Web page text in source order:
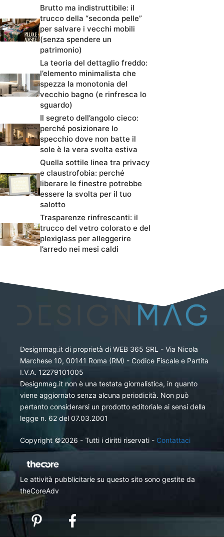
Brutto ma indistruttibile: il
trucco della “seconda pelle”
per salvare i vecchi mobili
(senza spendere un
patrimonio)
La teoria del dettaglio freddo:
l’elemento minimalista che
spezza la monotonia del
vecchio bagno (e rinfresca lo
sguardo)
Il segreto dell’angolo cieco:
perché posizionare lo
specchio dove non batte il
sole è la vera svolta estiva
Quella sottile linea tra privacy
e claustrofobia: perché
liberare le finestre potrebbe
essere la svolta per il tuo
salotto
Trasparenze rinfrescanti: il
trucco del vetro colorato e del
plexiglass per alleggerire
l’arredo nei mesi caldi
Designmag.it di proprietà di WEB 365 SRL - Via Nicola
Marchese 10, 00141 Roma (RM) - Codice Fiscale e Partita
I.V.A. 12279101005
Designmag.it non è una testata giornalistica, in quanto
viene aggiornato senza alcuna periodicità. Non può
pertanto considerarsi un prodotto editoriale ai sensi della
legge n. 62 del 07.03.2001
Copyright ©2026 - Tutti i diritti riservati - Contattaci
Le attività pubblicitarie su questo sito sono gestite da
theCoreAdv